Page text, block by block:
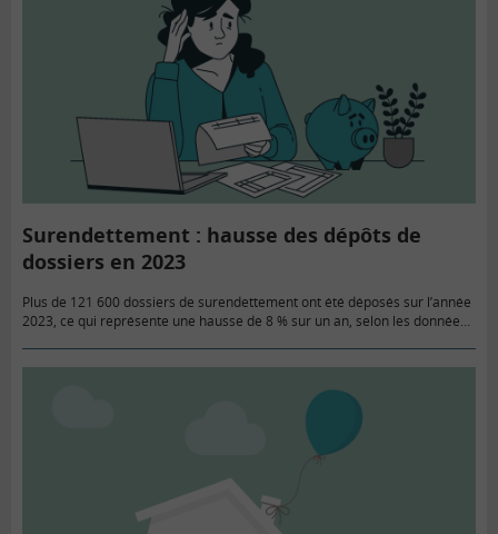
Surendettement : hausse des dépôts de
dossiers en 2023
Plus de 121 600 dossiers de surendettement ont été déposés sur l’année
2023, ce qui représente une hausse de 8 % sur un an, selon les données